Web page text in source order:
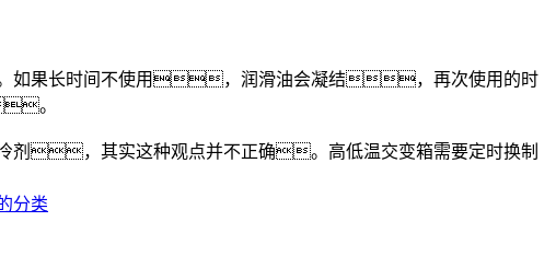
果长时间不使用，润滑油会凝结，再次使用的时
。
，其实这种观点并不正确。高低温交变箱需要定时换制
分类